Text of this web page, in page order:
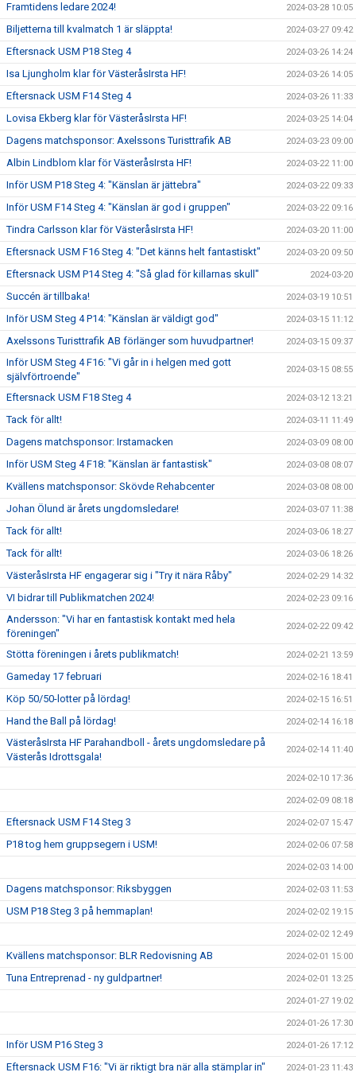
Framtidens ledare 2024! 2024-03-28 10:05
Biljetterna till kvalmatch 1 är släppta! 2024-03-27 09:42
Eftersnack USM P18 Steg 4 2024-03-26 14:24
Isa Ljungholm klar för VästeråsIrsta HF! 2024-03-26 14:05
Eftersnack USM F14 Steg 4 2024-03-26 11:33
Lovisa Ekberg klar för VästeråsIrsta HF! 2024-03-25 14:04
Dagens matchsponsor: Axelssons Turisttrafik AB 2024-03-23 09:00
Albin Lindblom klar för VästeråsIrsta HF! 2024-03-22 11:00
Inför USM P18 Steg 4: "Känslan är jättebra" 2024-03-22 09:33
Inför USM F14 Steg 4: "Känslan är god i gruppen" 2024-03-22 09:16
Tindra Carlsson klar för VästeråsIrsta HF! 2024-03-20 11:00
Eftersnack USM F16 Steg 4: "Det känns helt fantastiskt" 2024-03-20 09:50
Eftersnack USM P14 Steg 4: "Så glad för killarnas skull" 2024-03-20
Succén är tillbaka! 2024-03-19 10:51
Inför USM Steg 4 P14: "Känslan är väldigt god" 2024-03-15 11:12
Axelssons Turisttrafik AB förlänger som huvudpartner! 2024-03-15 09:37
Inför USM Steg 4 F16: "Vi går in i helgen med gott
självförtroende"
2024-03-15 08:55
Eftersnack USM F18 Steg 4 2024-03-12 13:21
Tack för allt! 2024-03-11 11:49
Dagens matchsponsor: Irstamacken 2024-03-09 08:00
Inför USM Steg 4 F18: "Känslan är fantastisk" 2024-03-08 08:07
Kvällens matchsponsor: Skövde Rehabcenter 2024-03-08 08:00
Johan Ölund är årets ungdomsledare! 2024-03-07 11:38
Tack för allt! 2024-03-06 18:27
Tack för allt! 2024-03-06 18:26
VästeråsIrsta HF engagerar sig i "Try it nära Råby" 2024-02-29 14:32
VI bidrar till Publikmatchen 2024! 2024-02-23 09:16
Andersson: "Vi har en fantastisk kontakt med hela
föreningen"
2024-02-22 09:42
Stötta föreningen i årets publikmatch! 2024-02-21 13:59
Gameday 17 februari 2024-02-16 18:41
Köp 50/50-lotter på lördag! 2024-02-15 16:51
Hand the Ball på lördag! 2024-02-14 16:18
VästeråsIrsta HF Parahandboll - årets ungdomsledare på
Västerås Idrottsgala!
2024-02-14 11:40
2024-02-10 17:36
2024-02-09 08:18
Eftersnack USM F14 Steg 3 2024-02-07 15:47
P18 tog hem gruppsegern i USM! 2024-02-06 07:58
2024-02-03 14:00
Dagens matchsponsor: Riksbyggen 2024-02-03 11:53
USM P18 Steg 3 på hemmaplan! 2024-02-02 19:15
2024-02-02 12:49
Kvällens matchsponsor: BLR Redovisning AB 2024-02-01 15:00
Tuna Entreprenad - ny guldpartner! 2024-02-01 13:25
2024-01-27 19:02
2024-01-26 17:30
Inför USM P16 Steg 3 2024-01-26 17:12
Eftersnack USM F16: "Vi är riktigt bra när alla stämplar in" 2024-01-23 11:43